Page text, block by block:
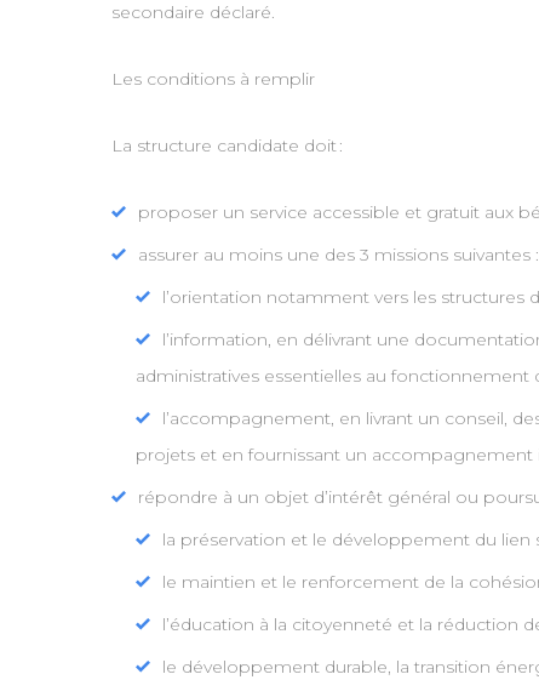
secondaire déclaré.
Les conditions à remplir
La structure candidate doit :
proposer un service accessible et gratuit aux
assurer au moins une des 3 missions suivantes :
l’orientation notamment vers les structures
l’information, en délivrant une
administratives essentielles au fonctionnement
l’accompagnement, en livrant un conseil,
projets et en fournissant un accompagnement
répondre à un objet d’intérêt général ou
la préservation et le développement du lien
le maintien et le renforcement de la
l’éducation à la citoyenneté et la réduction
le développement durable, la transition